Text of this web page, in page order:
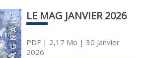
LE MAG JANVIER 2026
PDF| 2,17 Mo | 30 Janvier
2026